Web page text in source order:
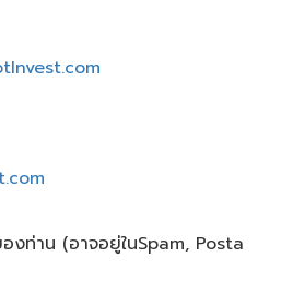
ท่าน (อาจอยู่ในSpam, Posta